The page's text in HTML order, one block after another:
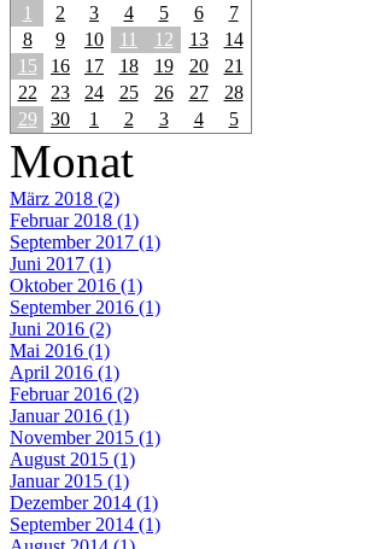
1
2 3 4 5 6
7
8
9 10 11 12 13
14
15
16 17 18 19 20
21
22
23 24 25 26 27
28
29
30 1 2 3 4 5
Monat
März 2018 (2)
Februar 2018 (1)
September 2017 (1)
Juni 2017 (1)
Oktober 2016 (1)
September 2016 (1)
Juni 2016 (2)
Mai 2016 (1)
April 2016 (1)
Februar 2016 (2)
Januar 2016 (1)
November 2015 (1)
August 2015 (1)
Januar 2015 (1)
Dezember 2014 (1)
September 2014 (1)